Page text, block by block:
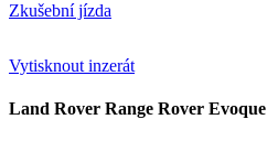
Zkušební jízda
Vytisknout inzerát
Land Rover Range Rover Evoque